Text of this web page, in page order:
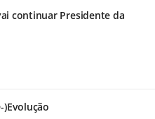
continuar Presidente da
)Evolução